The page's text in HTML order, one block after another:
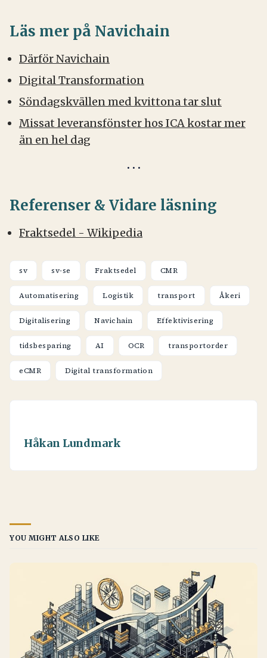
Läs mer på Navichain
Därför Navichain
Digital Transformation
Söndagskvällen med kvittona tar slut
Missat leveransfönster hos ICA kostar mer
än en hel dag
Referenser & Vidare läsning
Fraktsedel - Wikipedia
sv sv-se Fraktsedel CMR
Automatisering Logistik transport Åkeri
Digitalisering Navichain Effektivisering
tidsbesparing AI OCR transportorder
eCMR Digital transformation
Håkan Lundmark
YOU MIGHT ALSO LIKE